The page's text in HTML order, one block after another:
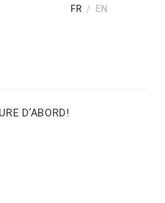
FR EN
D’ABORD!